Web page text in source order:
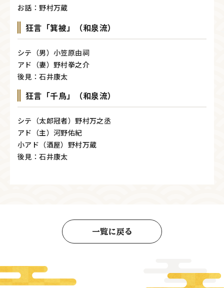
お話：野村万蔵
狂言「箕被」（和泉流）
シテ（男）小笠原由祠
アド（妻）野村拳之介
後見：石井康太
狂言「千鳥」（和泉流）
シテ（太郎冠者）野村万之丞
アド（主）河野佑紀
小アド（酒屋）野村万蔵
後見：石井康太
一覧に戻る